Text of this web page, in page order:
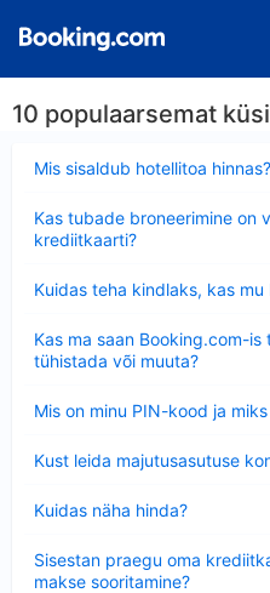
10 populaarsemat
Mis sisaldub hotellitoa hinnas?
Kas tubade broneerimine on
krediitkaarti?
Kuidas teha kindlaks, kas
Kas ma saan Booking.com-
tühistada või muuta?
Mis on minu PIN-kood ja
Kust leida majutusasutuse
Kuidas näha hinda?
Sisestan praegu oma
makse sooritamine?